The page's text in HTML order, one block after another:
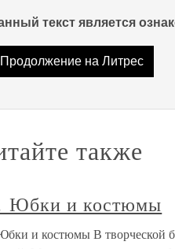
текст является
Продолжение на Литрес
также
Юбки и костюмы
и костюмы В творческой